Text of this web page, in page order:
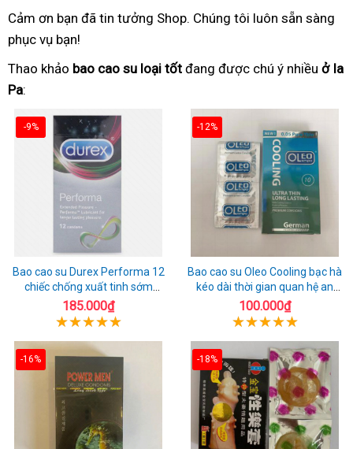
Cảm ơn bạn đã tin tưởng Shop. Chúng tôi luôn sẵn sàng
phục vụ bạn!
Thao khảo bao cao su loại tốt đang được chú ý nhiều ở Ia
Pa:
-9%
Bao cao su Durex Performa 12
chiếc chống xuất tinh sớm
chuẩn Thái Lan
185.000₫
-12%
Bao cao su Oleo Cooling bạc hà
kéo dài thời gian quan hệ an
toàn
100.000₫
-16% -18%